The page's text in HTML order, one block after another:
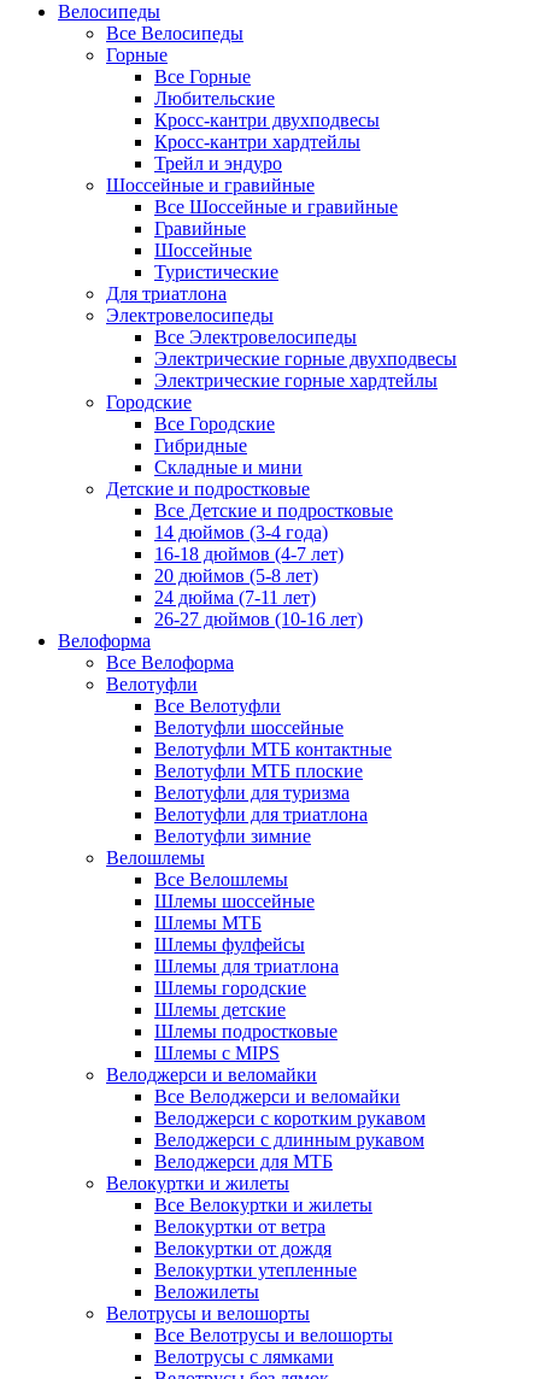
Велосипеды
Все Велосипеды
Горные
Все Горные
Любительские
Кросс-кантри двухподвесы
Кросс-кантри хардтейлы
Трейл и эндуро
Шоссейные и гравийные
Все Шоссейные и гравийные
Гравийные
Шоссейные
Туристические
Для триатлона
Электровелосипеды
Все Электровелосипеды
Электрические горные двухподвесы
Электрические горные хардтейлы
Городские
Все Городские
Гибридные
Складные и мини
Детские и подростковые
Все Детские и подростковые
14 дюймов (3-4 года)
16-18 дюймов (4-7 лет)
20 дюймов (5-8 лет)
24 дюйма (7-11 лет)
26-27 дюймов (10-16 лет)
Велоформа
Все Велоформа
Велотуфли
Все Велотуфли
Велотуфли шоссейные
Велотуфли МТБ контактные
Велотуфли МТБ плоские
Велотуфли для туризма
Велотуфли для триатлона
Велотуфли зимние
Велошлемы
Все Велошлемы
Шлемы шоссейные
Шлемы МТБ
Шлемы фулфейсы
Шлемы для триатлона
Шлемы городские
Шлемы детские
Шлемы подростковые
Шлемы с MIPS
Велоджерси и веломайки
Все Велоджерси и веломайки
Велоджерси с коротким рукавом
Велоджерси с длинным рукавом
Велоджерси для МТБ
Велокуртки и жилеты
Все Велокуртки и жилеты
Велокуртки от ветра
Велокуртки от дождя
Велокуртки утепленные
Веложилеты
Велотрусы и велошорты
Все Велотрусы и велошорты
Велотрусы с лямками